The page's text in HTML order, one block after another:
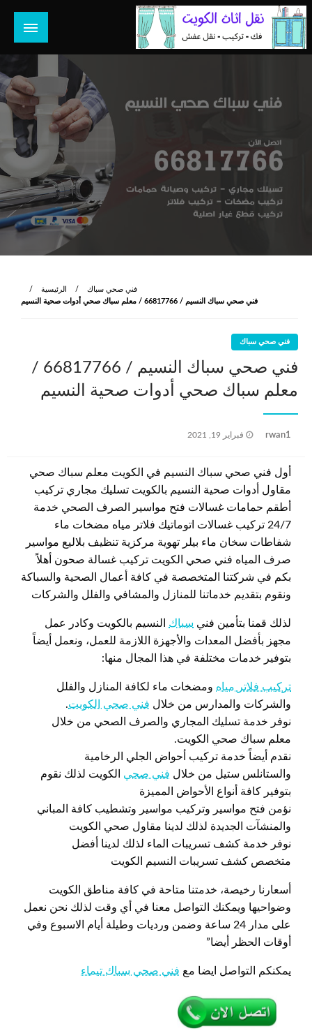
التخطي
إلى
المحتوى
هل تبحث عن أفضل خدمات بالكويت؟ خدمة فك نقل تركيب صيانة
الرئيسية
فني صحي سباك
فني صحي سباك النسيم / 66817766 / معلم سباك صحي أدوات صحية النسيم
فني صحي سباك
فني صحي سباك النسيم / 66817766 /
معلم سباك صحي أدوات صحية النسيم
rwan1
نُشر
فبراير 19, 2021
أول فني صحي سباك النسيم في الكويت معلم سباك صحي
مقاول أدوات صحية النسيم بالكويت تسليك مجاري تركيب
أطقم حمامات غسالات فتح مواسير الصرف الصحي خدمة
24/7 تركيب غسالات اتوماتيك فلاتر مياه مضخات ماء
شفاطات سخان ماء بيلر تهوية مركزية تنظيف بلاليع مواسير
صرف المياه فني صحي الكويت تركيب غسالة صحون أهلاً
بكم في شركتنا المتخصصة في كافة أعمال الصحية والسباكة
ونقوم بتقديم خدماتنا للمنازل والمشافي والفلل والشركات
لذلك قمنا بتأمين فني سباك النسيم بالكويت وكادر عمل
مجهز بأفضل المعدات والأجهزة اللازمة للعمل، ونعمل أيضاً
بتوفير خدمات مختلفة في هذا المجال منها:
تركيب فلاتر مياه ومضخات ماء لكافة المنازل والفلل
والشركات والمدارس من خلال فني صحي الكويت.
نوفر خدمة تسليك المجاري والصرف الصحي من خلال
معلم سباك صحي الكويت.
نقدم أيضاً خدمة تركيب أحواض الجلي الرخامية
والستانلس ستيل من خلال فني صحي الكويت لذلك نقوم
بتوفير كافة أنواع الأحواض المميزة
نؤمن فتح مواسير وتركيب مواسير وتشطيب كافة المباني
والمنشآت الجديدة لذلك لدينا مقاول صحي الكويت
نوفر خدمة كشف تسريبات الماء لذلك لدينا أفضل
متخصص كشف تسريبات النسيم الكويت
أسعارنا رخيصة، خدمتنا متاحة في كافة مناطق الكويت
وضواحيها ويمكنك التواصل معنا في أي وقت لذلك نحن نعمل
على مدار 24 ساعة وضمن ورديات وطيلة أيام الاسبوع وفي
أوقات الحظر أيضا”
يمكنكم التواصل ايضا مع فني صحي سباك تيماء